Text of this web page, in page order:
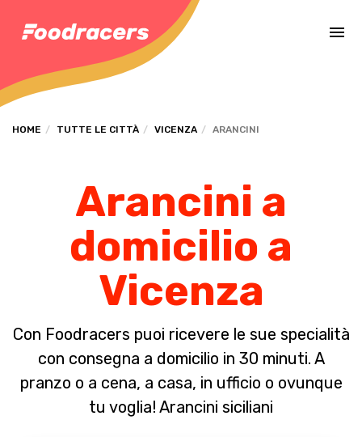
HOME TUTTE LE CITTÀ VICENZA ARANCINI
Arancini a
domicilio a
Vicenza
Con Foodracers puoi ricevere le sue specialità
con consegna a domicilio in 30 minuti. A
pranzo o a cena, a casa, in ufficio o ovunque
tu voglia! Arancini siciliani